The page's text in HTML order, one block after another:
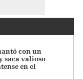
con un
saca valioso
en el